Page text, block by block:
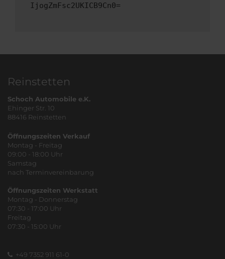
IjogZmFsc2UKICB9Cn0=
Reinstetten
Schoch Automobile e.K.
Ehinger Str. 10
88416 Reinstetten
Öffnungszeiten Verkauf
Montag - Freitag
09:00 - 18:00 Uhr
Samstag
nach Terminvereinbarung
Öffnungszeiten Werkstatt
Montag - Donnerstag
07:30 - 17:00 Uhr
Freitag
07:30 - 15:00 Uhr
+49 7352 911 61-0